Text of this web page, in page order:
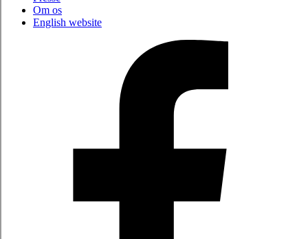
Om os
English website